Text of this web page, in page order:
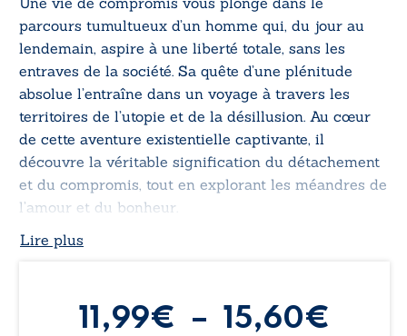
parcours tumultueux d’un homme qui, du jour au
lendemain, aspire à une liberté totale, sans les
entraves de la société. Sa quête d’une plénitude
absolue l’entraîne dans un voyage à travers les
territoires de l’utopie et de la désillusion. Au cœur
de cette aventure existentielle captivante, il
découvre la véritable signification du détachement
et du compromis, tout en explorant les méandres de
l’amour et du bonheur.
Lire plus
11,99€ – 15,60€